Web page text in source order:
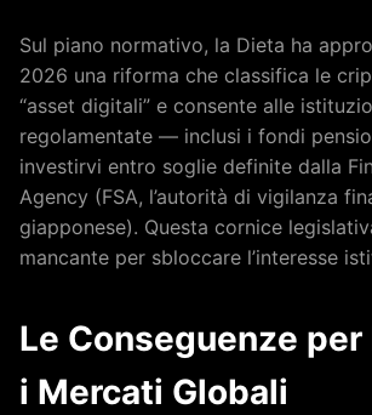
Sul piano normativo, la Dieta ha
2026 una riforma che classifica le
“asset digitali” e consente alle
regolamentate — inclusi i fondi
investirvi entro soglie definite dalla
Agency (FSA, l’autorità di vigilanza
giapponese). Questa cornice
mancante per sbloccare l’interesse
Le Conseguenze
i Mercati Globali